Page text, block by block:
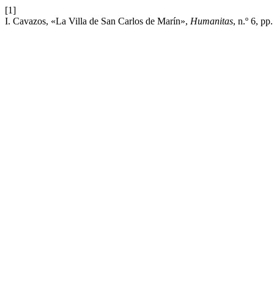
[1]
I. Cavazos, «La Villa de San Carlos de Marín», Humanitas, n.º 6,